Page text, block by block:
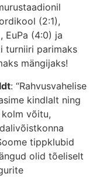
(2:1),
EuPa (4:0) ja
turniiri parimaks
mängijaks!
: “Rahvusvahelise
kindlalt ning
võitu,
tippklubid
olid tõeliselt